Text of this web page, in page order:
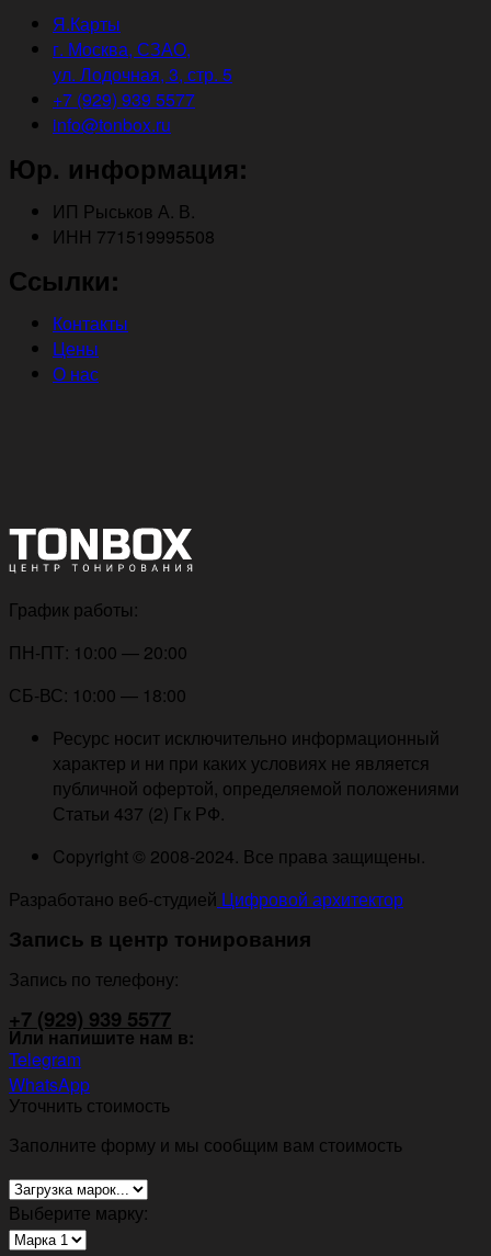
Я.Карты
г. Москва, СЗАО,
ул. Лодочная, 3, стр. 5
+7 (929) 939 5577
info@tonbox.ru
Юр. информация:
ИП Рыськов А. В.
ИНН 771519995508
Ссылки:
Контакты
Цены
О нас
График работы:
ПН-ПТ: 10:00 — 20:00
СБ-ВС: 10:00 — 18:00
Ресурс носит исключительно информационный
характер и ни при каких условиях не является
публичной офертой, определяемой положениями
Статьи 437 (2) Гк РФ.
Copyright © 2008-2024. Все права защищены.
Разработано веб-студией Цифровой архитектор
Запись в центр тонирования
Запись по телефону:
+7 (929) 939 5577
Или напишите нам в:
Telegram
WhatsApp
Уточнить стоимость
Заполните форму и мы сообщим вам стоимость
Выберите марку: